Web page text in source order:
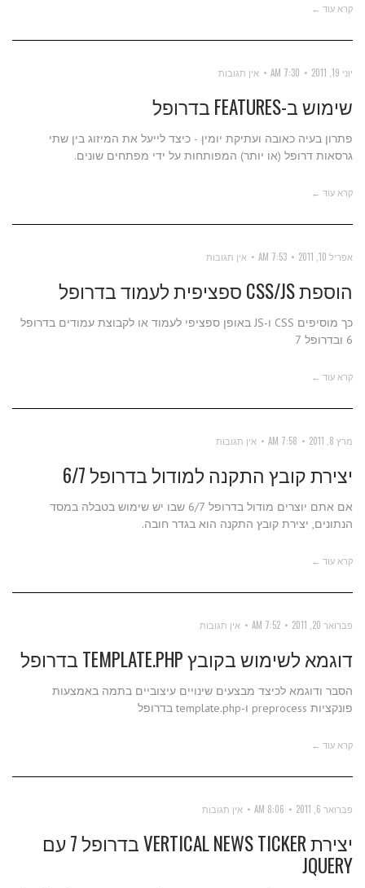
קרא עוד ←
יוני 19, 2011 7:30 AM אין תגובות
שימוש ב-FEATURES בדרופל
פתרון בעיה כאובה ועתיקת יומין - כיצד לייעל את המיזוג בין שתי
גרסאות דרופל (או יותר) המפותחות על ידי מפתחים שונים.
קרא עוד ←
אפריל 10, 2011 7:53 AM אין תגובות
הוספת CSS/JS ספציפית לעמוד בדרופל
כך מוסיפים CSS ו-JS באופן ספציפי לעמוד או לקבוצת עמודים בדרופל
6 ובדרופל 7
קרא עוד ←
מרץ 8, 2011 7:58 AM אין תגובות
יצירת קובץ התקנה למודול בדרופל 6/7
אם אתם יוצרים מודול בדרופל 6/7 שבו יש שימוש בטבלה במסד
הנתונים, יצירת קובץ התקנה הוא בגדר חובה.
קרא עוד ←
פברואר 20, 2011 7:52 AM אין תגובות
דוגמא לשימוש בקובץ TEMPLATE.PHP בדרופל
הסבר ודוגמא לכיצד מבצעים שינויים עיצוביים בתמה באמצעות
פונקציות preprocess ו-template.php בדרופל
קרא עוד ←
פברואר 6, 2011 8:06 AM אין תגובות
יצירת VERTICAL NEWS TICKER בדרופל 7 עם
JQUERY